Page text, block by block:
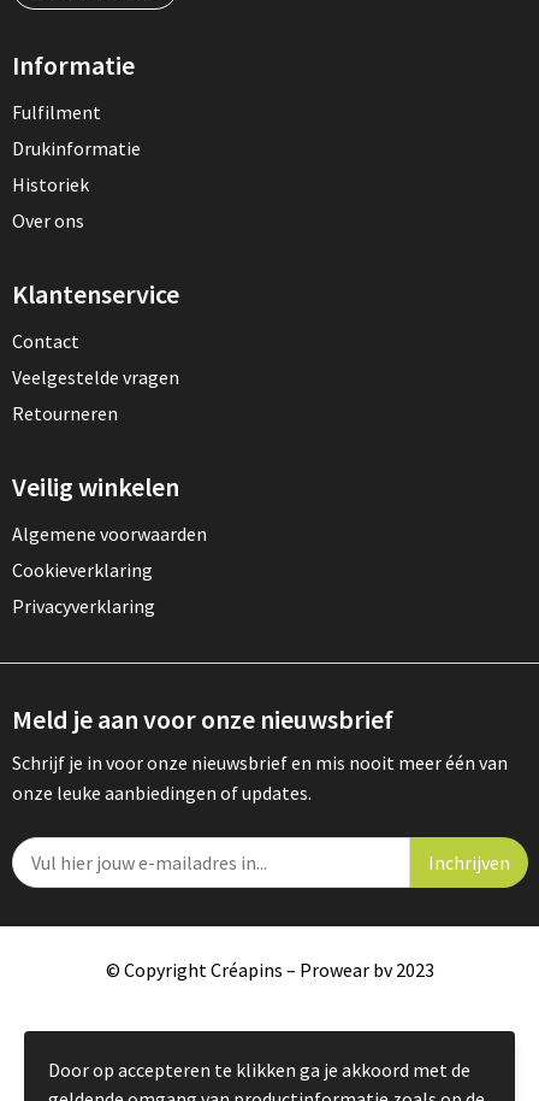
Informatie
Fulfilment
Drukinformatie
Historiek
Over ons
Klantenservice
Contact
Veelgestelde vragen
Retourneren
Veilig winkelen
Algemene voorwaarden
Cookieverklaring
Privacyverklaring
Meld je aan voor onze nieuwsbrief
Schrijf je in voor onze nieuwsbrief en mis nooit meer één van
onze leuke aanbiedingen of updates.
© Copyright Créapins – Prowear bv 2023
Door op accepteren te klikken ga je akkoord met de